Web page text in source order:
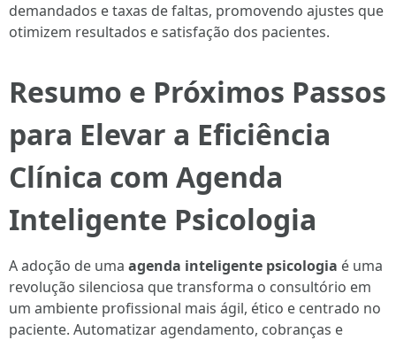
demandados e taxas de faltas, promovendo ajustes que
otimizem resultados e satisfação dos pacientes.
Resumo e Próximos Passos
para Elevar a Eficiência
Clínica com Agenda
Inteligente Psicologia
A adoção de uma agenda inteligente psicologia é uma
revolução silenciosa que transforma o consultório em
um ambiente profissional mais ágil, ético e centrado no
paciente. Automatizar agendamento, cobranças e